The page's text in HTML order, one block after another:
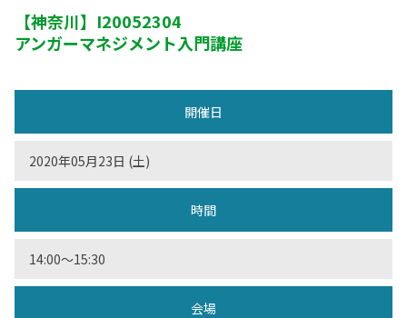
【神奈川】 I20052304
アンガーマネジメント入門講座
開催日
2020年05月23日 (土)
時間
14:00〜15:30
会場